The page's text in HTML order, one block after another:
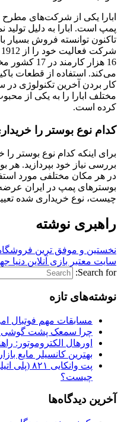
ابارا یکی از شرکت‌های مطرح
پمپ است. ابارا به دلیل
تاکنون توانسته فروش بسیار
16 هزار
می‌کند. استفاده از قطعات
کار بردن آخرین تکنولوژی در
مختلف ابارا را به یکی از
کرده است.
کدام نوع بوستر را
برای اینکه کدام نوع بوستر را
بررسی نیاز خود بپردازید. هر
در هر مکان مختلفی مورد
بوسترهای پمپ در ایران
چیست، نوع خریداری شده
راهبری نوشته
نخستین و موفق ترین
سایت معتبر بازی آنلاین دنیا
Search for:
نوشته‌های تازه
مسابقات مهم فوتبال
چرا سمعک پشت
اورهال الکتروموتور:
بهترین کانسیلر مایع بازار
چیست؟
آخرین دیدگاه‌ها